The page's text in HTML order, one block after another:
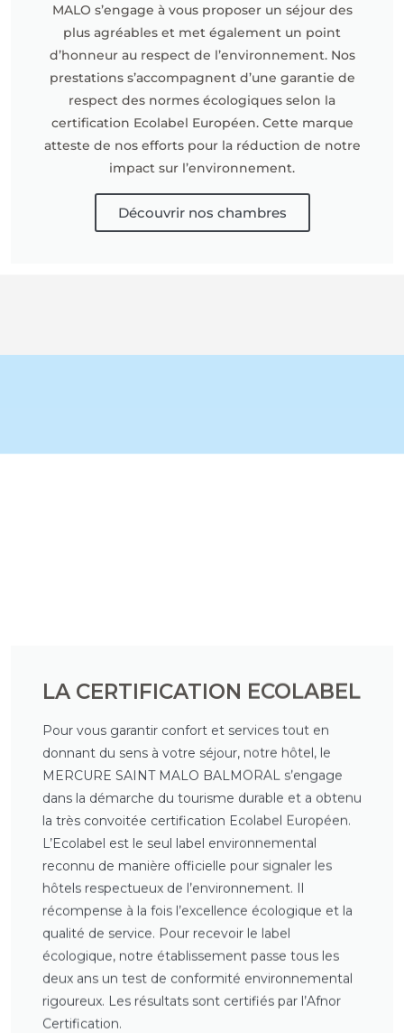
MALO s’engage à vous proposer un séjour des
plus agréables et met également un point
d’honneur au respect de l’environnement. Nos
prestations s’accompagnent d’une garantie de
respect des normes écologiques selon la
certification Ecolabel Européen. Cette marque
atteste de nos efforts pour la réduction de notre
impact sur l’environnement.
Découvrir nos chambres
LA CERTIFICATION ECOLABEL
Pour vous garantir confort et services tout en
donnant du sens à votre séjour, notre hôtel, le
MERCURE SAINT MALO BALMORAL s’engage
dans la démarche du tourisme durable et a obtenu
la très convoitée certification Ecolabel Européen.
L’Ecolabel est le seul label environnemental
reconnu de manière officielle pour signaler les
hôtels respectueux de l’environnement. Il
récompense à la fois l’excellence écologique et la
qualité de service. Pour recevoir le label
écologique, notre établissement passe tous les
deux ans un test de conformité environnemental
rigoureux. Les résultats sont certifiés par l’Afnor
Certification.